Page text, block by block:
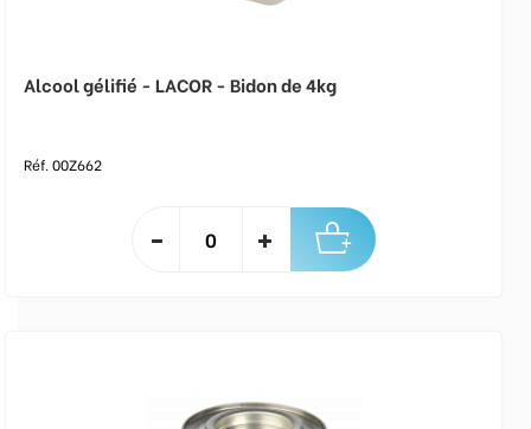
Alcool gélifié - LACOR - Bidon de 4kg
Réf. 00Z662